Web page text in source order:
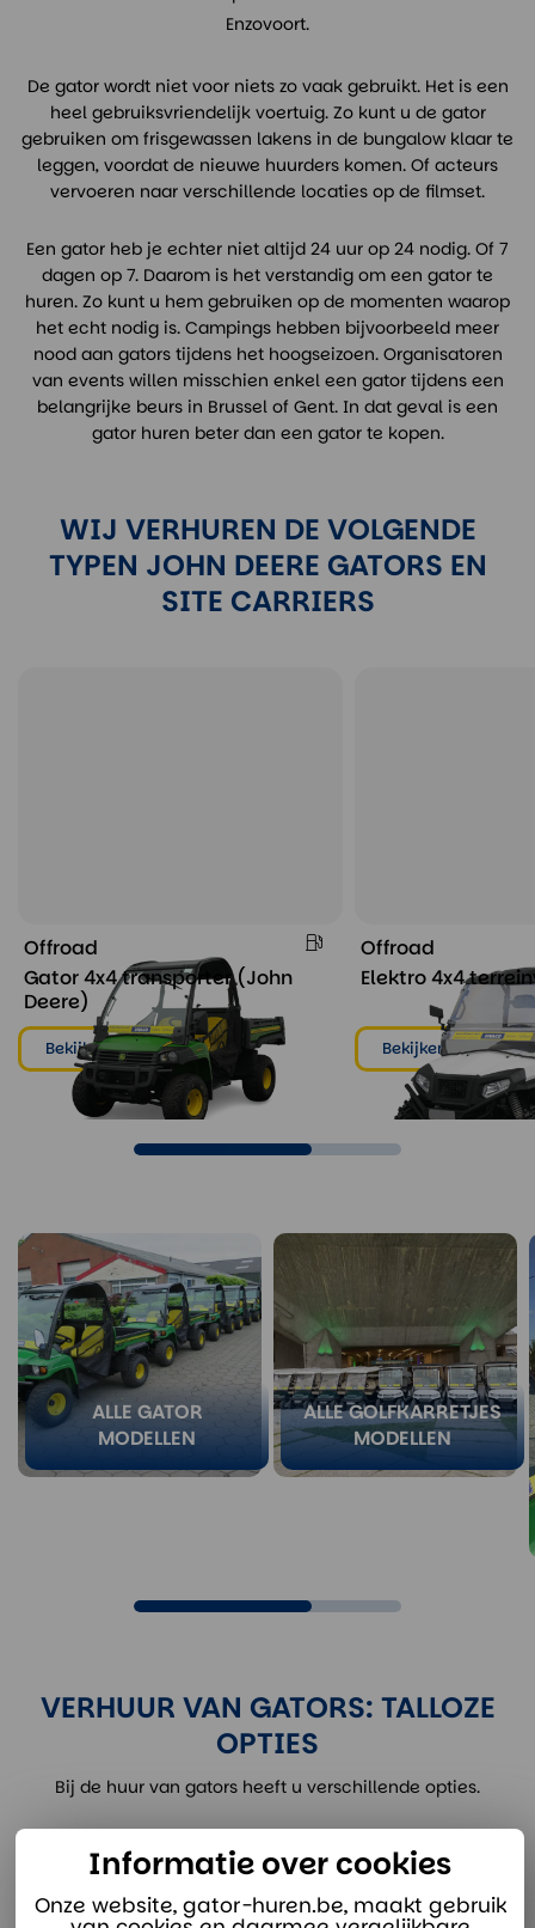
Enzovoort.
De gator wordt niet voor niets zo vaak gebruikt. Het is een
heel gebruiksvriendelijk voertuig. Zo kunt u de gator
gebruiken om frisgewassen lakens in de bungalow klaar te
leggen, voordat de nieuwe huurders komen. Of acteurs
vervoeren naar verschillende locaties op de filmset.
Een gator heb je echter niet altijd 24 uur op 24 nodig. Of 7
dagen op 7. Daarom is het verstandig om een gator te
huren. Zo kunt u hem gebruiken op de momenten waarop
het echt nodig is. Campings hebben bijvoorbeeld meer
nood aan gators tijdens het hoogseizoen. Organisatoren
van events willen misschien enkel een gator tijdens een
belangrijke beurs in Brussel of Gent. In dat geval is een
gator huren beter dan een gator te kopen.
WIJ VERHUREN DE VOLGENDE
TYPEN JOHN DEERE GATORS EN
SITE CARRIERS
Offroad
Gator 4x4 transporter (John
Deere)
Bekijken & huren
Offroad
Elektro 4x4
Bekijken & huren
ALLE GATOR
MODELLEN
ALLE GOLFKARRETJES
MODELLEN
VERHUUR VAN GATORS: TALLOZE
OPTIES
Bij de huur van gators heeft u verschillende opties.
Zo kunt u kiezen:
Hoeveel zetels u exact wilt.
Hoe zwaar de gator geladen kan worden.
Informatie over cookies
Onze website, gator-huren.be, maakt gebruik